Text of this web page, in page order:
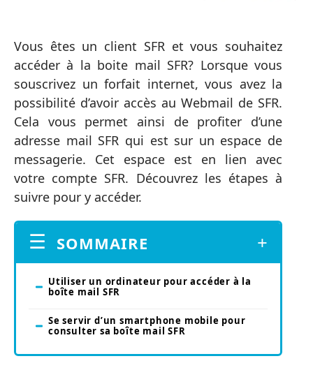
Vous êtes un client SFR et vous souhaitez
accéder à la boite mail SFR? Lorsque vous
souscrivez un forfait internet, vous avez la
possibilité d’avoir accès au Webmail de SFR.
Cela vous permet ainsi de profiter d’une
adresse mail SFR qui est sur un espace de
messagerie. Cet espace est en lien avec
votre compte SFR. Découvrez les étapes à
suivre pour y accéder.
SOMMAIRE
Utiliser un ordinateur pour accéder à la
boîte mail SFR
Se servir d’un smartphone mobile pour
consulter sa boîte mail SFR